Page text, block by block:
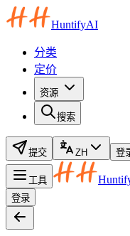
HuntifyAI
分类
定价
资源
搜索
提交 ZH 登
工具
登录